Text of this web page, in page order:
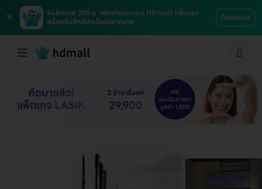
×
รับส่วนลด 200 บ. เพียงโหลดแอป HDmall ครั้งแรก
พร้อมรับสิทธิประโยชน์มากมาย
โหลดเลย